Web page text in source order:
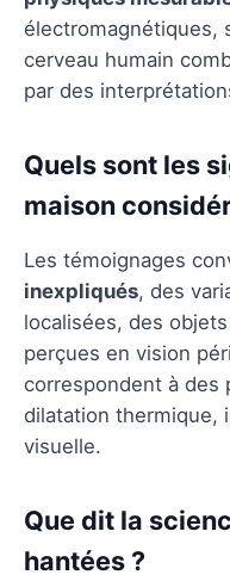
électromagnétiques,
cerveau humain
par des
Quels sont les
maison
Les témoignages
inexpliqués, des
localisées, des
perçues en vision
correspondent à des
dilatation thermique,
visuelle.
Que dit la
hantées ?